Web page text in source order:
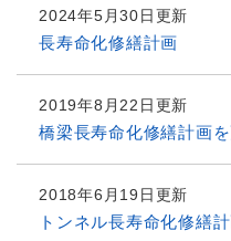
2024年5月30日更新
長寿命化修繕計画
2019年8月22日更新
橋梁長寿命化修繕計画
2018年6月19日更新
トンネル長寿命化修繕